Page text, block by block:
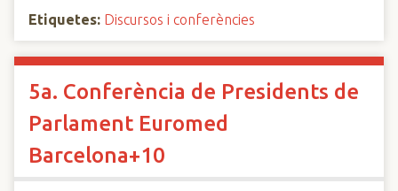
Etiquetes: Discursos i conferències
5a. Conferència de Presidents de
Parlament Euromed
Barcelona+10